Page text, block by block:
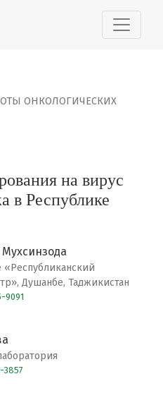
на вирус папилломы
ОНКОЛОГИЧЕСКИХ
на вирус
в Республике
«Республиканский
Душанбе, Таджикистан